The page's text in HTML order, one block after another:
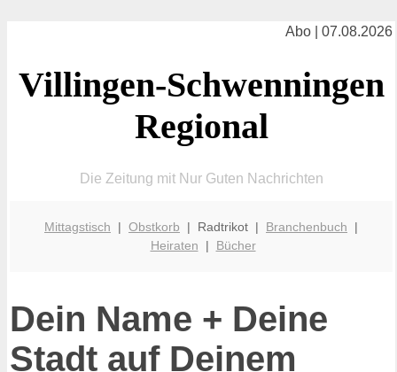
Abo | 07.08.2026
Villingen-Schwenningen
Regional
Die Zeitung mit Nur Guten Nachrichten
Mittagstisch | Obstkorb | Radtrikot | Branchenbuch |
Heiraten | Bücher
Dein Name + Deine
Stadt auf Deinem